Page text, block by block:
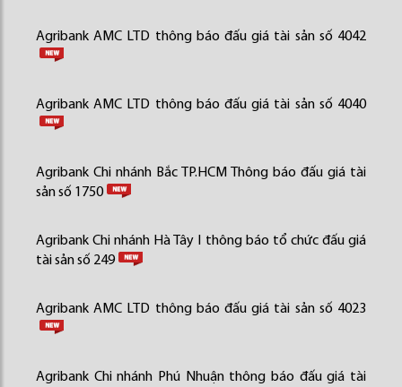
Agribank AMC LTD thông báo đấu giá tài sản số 4042
Agribank AMC LTD thông báo đấu giá tài sản số 4040
Agribank Chi nhánh Bắc TP.HCM Thông báo đấu giá tài
sản số 1750
Agribank Chi nhánh Hà Tây I thông báo tổ chức đấu giá
tài sản số 249
Agribank AMC LTD thông báo đấu giá tài sản số 4023
Agribank Chi nhánh Phú Nhuận thông báo đấu giá tài